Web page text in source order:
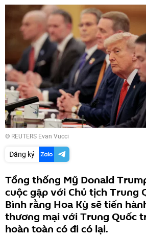
© REUTERS Evan Vucci
Đăng ký
Tổng thống Mỹ Donald
cuộc gặp với Chủ tịch Trung
Bình rằng Hoa Kỳ sẽ tiến
thương mại với Trung Quốc
hoàn toàn có đi có lại.